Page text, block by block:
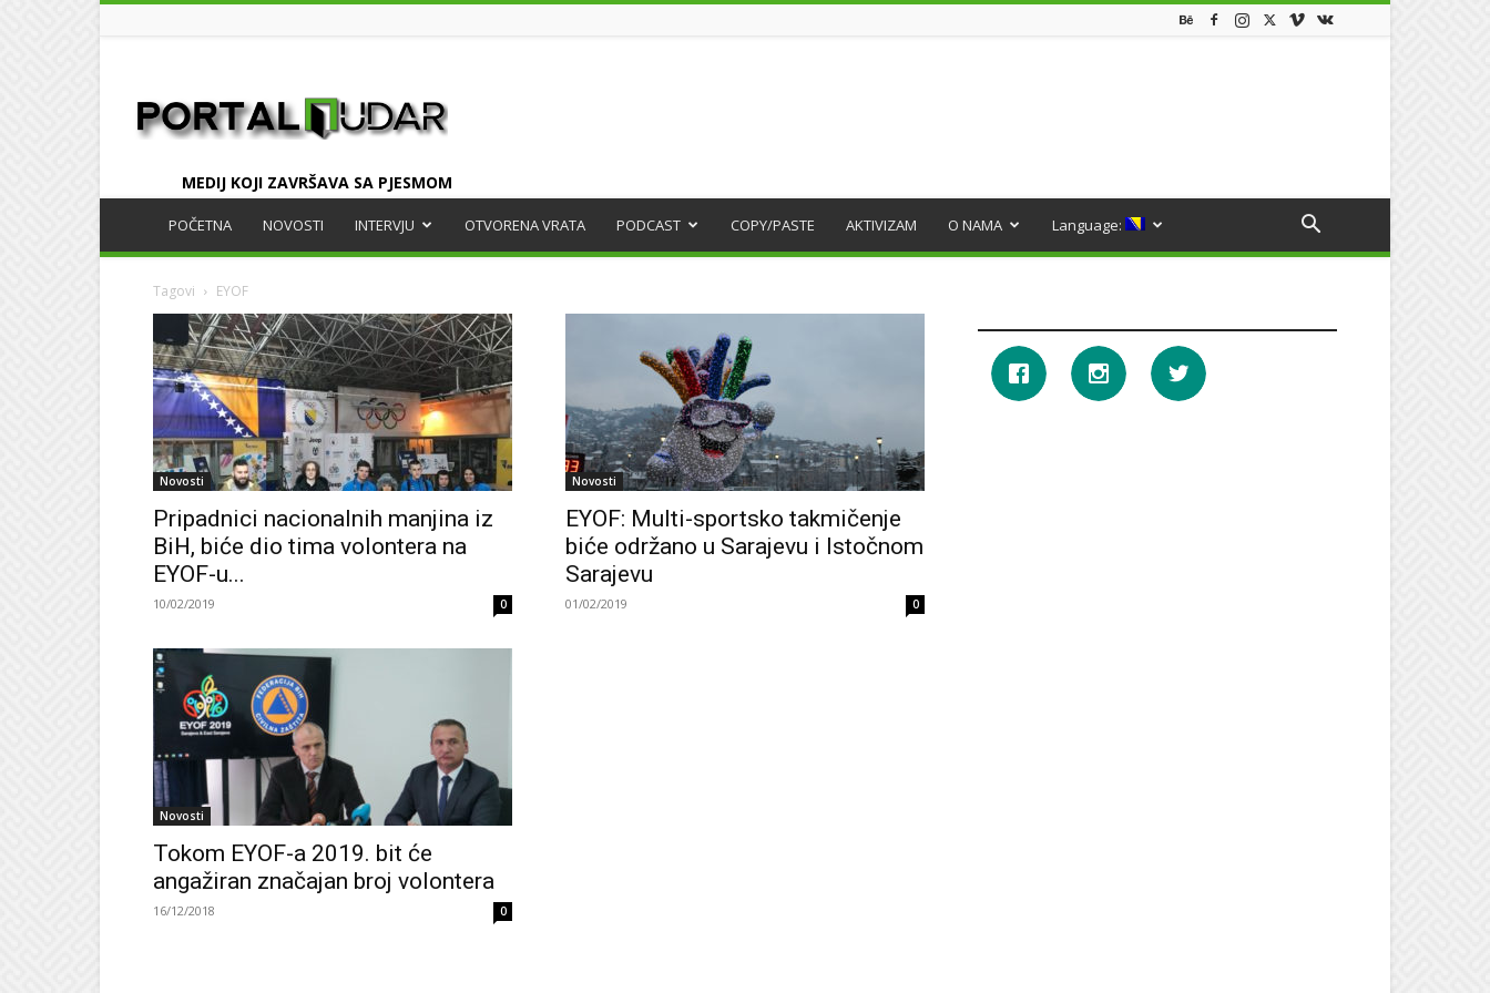
MEDIJ KOJI ZAVRŠAVA SA PJESMOM
POČETNA NOVOSTI INTERVJU OTVORENA VRATA PODCAST COPY/PASTE AKTIVIZAM O NAMA Language:
Tagovi EYOF
Novosti
Pripadnici nacionalnih manjina iz
BiH, biće dio tima volontera na
EYOF-u...
10/02/2019 0
Novosti
EYOF: Multi-sportsko takmičenje
biće održano u Sarajevu i Istočnom
Sarajevu
01/02/2019 0
Novosti
Tokom EYOF-a 2019. bit će
angažiran značajan broj volontera
16/12/2018 0